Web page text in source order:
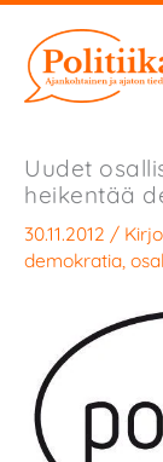
sisältöön
Uudet
heikentää
30.11.2012 /
demokratia